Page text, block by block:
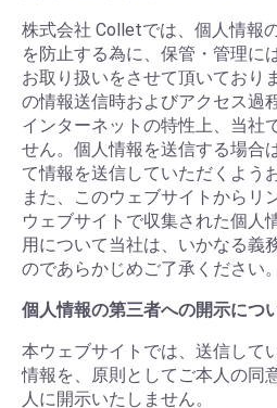
株式会社 Colletでは、個人情報
を防止する為に、保管・管理に
お取り扱いをさせて頂いており
の情報送信時およびアクセス過
インターネットの特性上、当社
せん。個人情報を送信する場合
て情報を送信していただくよう
また、このウェブサイトからリ
ウェブサイトで収集された個人
用について当社は、いかなる義
のであらかじめご了承ください。
個人情報の第三者への開示につ
本ウェブサイトでは、送信して
情報を、原則としてご本人の同
人に開示いたしません。